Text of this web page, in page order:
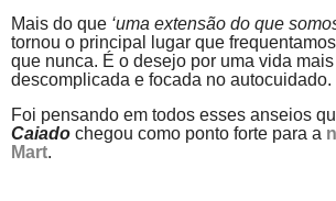
Mais do que ‘uma extensão do que
tornou o principal lugar que
que nunca. É o desejo por uma vida
descomplicada e focada no autocuidado.
Foi pensando em todos esses anseios
Caiado chegou como ponto forte para a
Mart.